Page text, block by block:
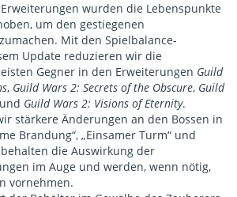
wurden die Lebenspunkte
um den gestiegenen
Mit den Spielbalance-
Update reduzieren wir die
Gegner in den Erweiterungen Guild
, Guild Wars 2: Secrets of the Obscure, Guild
und Guild Wars 2: Visions of Eternity.
stärkere Änderungen an den Bossen in
Brandung“, „Einsamer Turm“ und
die Auswirkung der
im Auge und werden, wenn nötig,
vornehmen.